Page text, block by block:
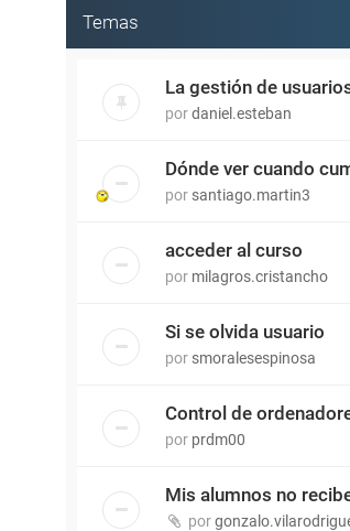
Temas
La gestión de
pordaniel.esteban
Dónde ver cuando
por santiago.martin3
acceder al curso
por milagros.cristancho
Si se olvida usuario
por smoralesespinosa
Control de
por prdm00
Mis alumnos no
por